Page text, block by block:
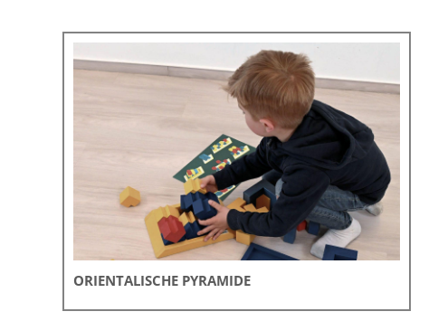
ORIENTALISCHE PYRAMIDE